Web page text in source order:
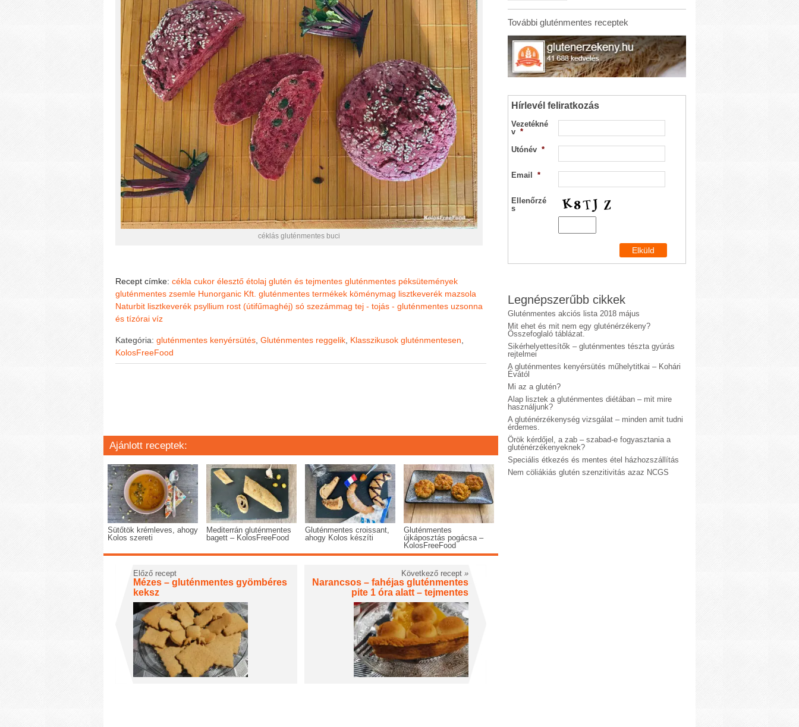
céklás gluténmentes buci
Recept címke: cékla cukor élesztő étolaj glutén és tejmentes gluténmentes péksütemények
gluténmentes zsemle Hunorganic Kft. gluténmentes termékek köménymag lisztkeverék mazsola
Naturbit lisztkeverék psyllium rost (útifűmaghéj) só szezámmag tej - tojás - gluténmentes uzsonna
és tízórai víz
Kategória: gluténmentes kenyérsütés Gluténmentes reggelik Klasszikusok gluténmentesen
KolosFreeFood
Ajánlott receptek:
Sütőtök krémleves, ahogy
Kolos szereti
Mediterrán gluténmentes
bagett – KolosFreeFood
Gluténmentes croissant,
ahogy Kolos készíti
Gluténmentes
újkáposztás pogácsa –
KolosFreeFood
Előző recept
Mézes – gluténmentes gyömbéres
keksz
Következő recept »
Narancsos – fahéjas gluténmentes
pite 1 óra alatt – tejmentes
További gluténmentes receptek
Hírlevél feliratkozás
Vezetékné
v *
Utónév *
Email *
Ellenőrzé
s
Legnépszerűbb cikkek
Gluténmentes akciós lista 2018 május
Mit ehet és mit nem egy gluténérzékeny?
Összefoglaló táblázat.
Sikérhelyettesítők – gluténmentes tészta gyúrás
rejtelmei
A gluténmentes kenyérsütés műhelytitkai – Kohári
Évától
Mi az a glutén?
Alap lisztek a gluténmentes diétában – mit mire
használjunk?
A gluténérzékenység vizsgálat – minden amit tudni
érdemes.
Örök kérdőjel, a zab – szabad-e fogyasztania a
gluténérzékenyeknek?
Speciális étkezés és mentes étel házhozszállítás
Nem cöliákiás glutén szenzitivitás azaz NCGS